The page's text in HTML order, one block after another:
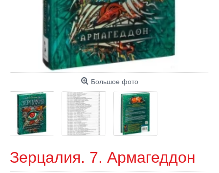
Большое фото
Зерцалия. 7. Армагеддон